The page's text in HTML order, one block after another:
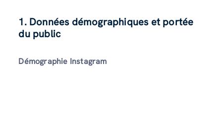
1. Données démographiques et portée
du public
Démographie Instagram